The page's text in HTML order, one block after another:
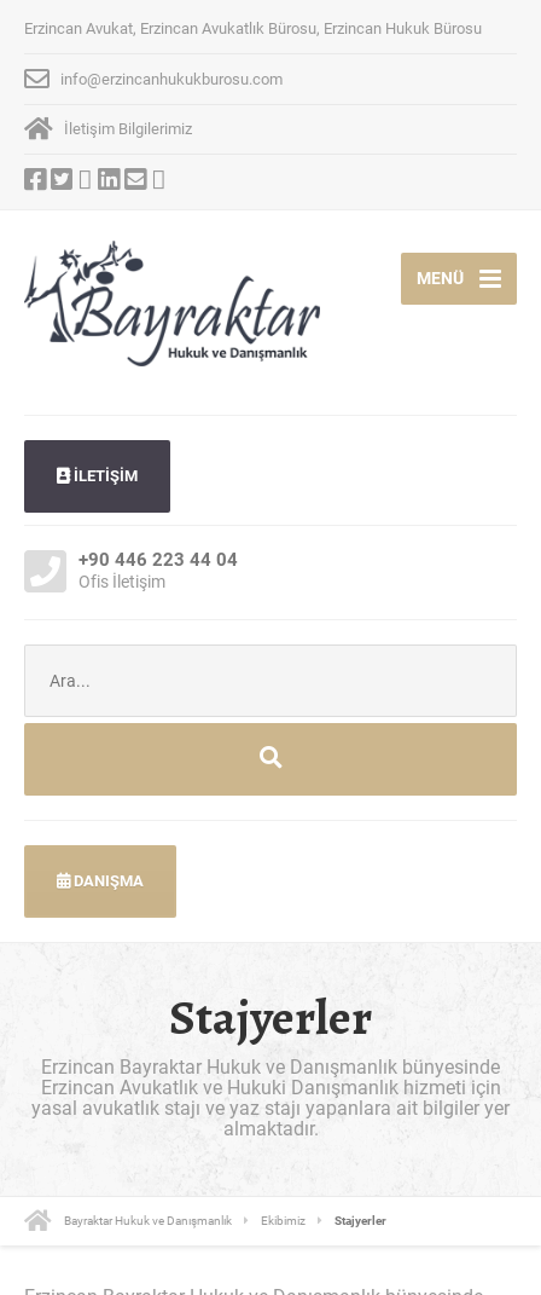
Erzincan Avukat, Erzincan Avukatlık Bürosu, Erzincan Hukuk Bürosu
info@erzincanhukukburosu.com
İletişim Bilgilerimiz
İLETİŞİM
+90 446 223 44 04
Ofis İletişim
MENÜ
ara:
DANIŞMA
Stajyerler
Erzincan Bayraktar Hukuk ve Danışmanlık bünyesinde
Erzincan Avukatlık ve Hukuki Danışmanlık hizmeti için
yasal avukatlık stajı ve yaz stajı yapanlara ait bilgiler yer
almaktadır.
Bayraktar Hukuk ve Danışmanlık Ekibimiz Stajyerler